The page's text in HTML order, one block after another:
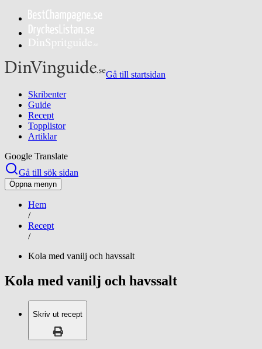
Gå till startsidan
Skribenter
Guide
Recept
Topplistor
Artiklar
Google Translate
Gå till sök sidan
Öppna menyn
Hem
/
Recept
/
Kola med vanilj och havssalt
Kola med vanilj och havssalt
Skriv ut recept